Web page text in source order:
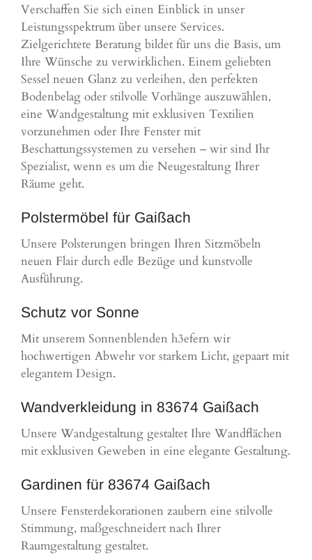
Verschaffen Sie sich einen Einblick in unser
Leistungsspektrum über unsere Services.
Zielgerichtete Beratung bildet für uns die Basis, um
Ihre Wünsche zu verwirklichen. Einem geliebten
Sessel neuen Glanz zu verleihen, den perfekten
Bodenbelag oder stilvolle Vorhänge auszuwählen,
eine Wandgestaltung mit exklusiven Textilien
vorzunehmen oder Ihre Fenster mit
Beschattungssystemen zu versehen – wir sind Ihr
Spezialist, wenn es um die Neugestaltung Ihrer
Räume geht.
Polstermöbel für Gaißach
Unsere Polsterungen bringen Ihren Sitzmöbeln
neuen Flair durch edle Bezüge und kunstvolle
Ausführung.
Schutz vor Sonne
Mit unserem Sonnenblenden h3efern wir
hochwertigen Abwehr vor starkem Licht, gepaart mit
elegantem Design.
Wandverkleidung in 83674 Gaißach
Unsere Wandgestaltung gestaltet Ihre Wandflächen
mit exklusiven Geweben in eine elegante Gestaltung.
Gardinen für 83674 Gaißach
Unsere Fensterdekorationen zaubern eine stilvolle
Stimmung, maßgeschneidert nach Ihrer
Raumgestaltung gestaltet.